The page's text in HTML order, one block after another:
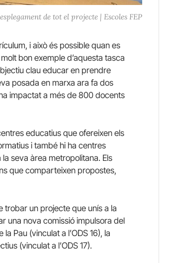
de tot el projecte | Escoles FEP
i això és possible quan es
bon exemple d’aquesta tasca
clau educar en prendre
posada en marxa ara fa dos
impactat a més de 800 docents
educatius que ofereixen els
i també hi ha centres
seva àrea metropolitana. Els
que comparteixen propostes,
trobar un projecte que unís a la
una nova comissió impulsora del
Pau (vinculat a l’ODS 16), la
(vinculat a l’ODS 17).